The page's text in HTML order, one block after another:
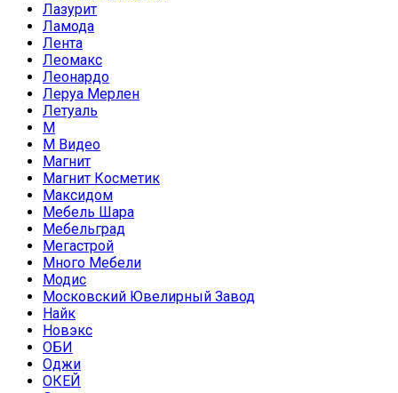
Лазурит
Ламода
Лента
Леомакс
Леонардо
Леруа Мерлен
Летуаль
М
М Видео
Магнит
Магнит Косметик
Максидом
Мебель Шара
Мебельград
Мегастрой
Много Мебели
Модис
Московский Ювелирный Завод
Найк
Новэкс
ОБИ
Оджи
ОКЕЙ